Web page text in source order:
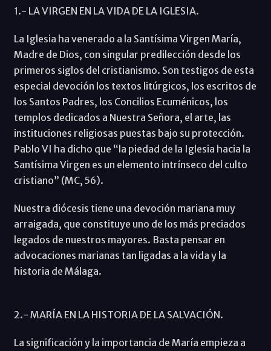
1.- LA VIRGEN EN LA VIDA DE LA IGLESIA.
La Iglesia ha venerado a la Santísima Virgen María,
Madre de Dios, con singular predilección desde los
primeros siglos del cristianismo. Son testigos de esta
especial devoción los textos litúrgicos, los escritos de
los Santos Padres, los Concilios Ecuménicos, los
templos dedicados a Nuestra Señora, el arte, las
instituciones religiosas puestas bajo su protección.
Pablo VI ha dicho que “la piedad de la Iglesia hacia la
Santísima Virgen es un elemento intrínseco del culto
cristiano” (MC, 56).
Nuestra diócesis tiene una devoción mariana muy
arraigada, que constituye uno de los más preciados
legados de nuestros mayores. Basta pensar en
advocaciones marianas tan ligadas a la vida y la
historia de Málaga.
2.- MARÍA EN LA HISTORIA DE LA SALVACIÓN.
La significación y la importancia de María empieza a